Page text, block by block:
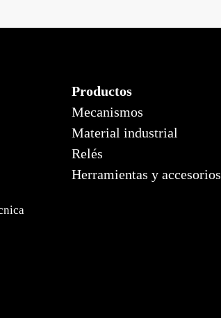
Productos
Mecanismos
Material industrial
Relés
Herramientas y accesorios